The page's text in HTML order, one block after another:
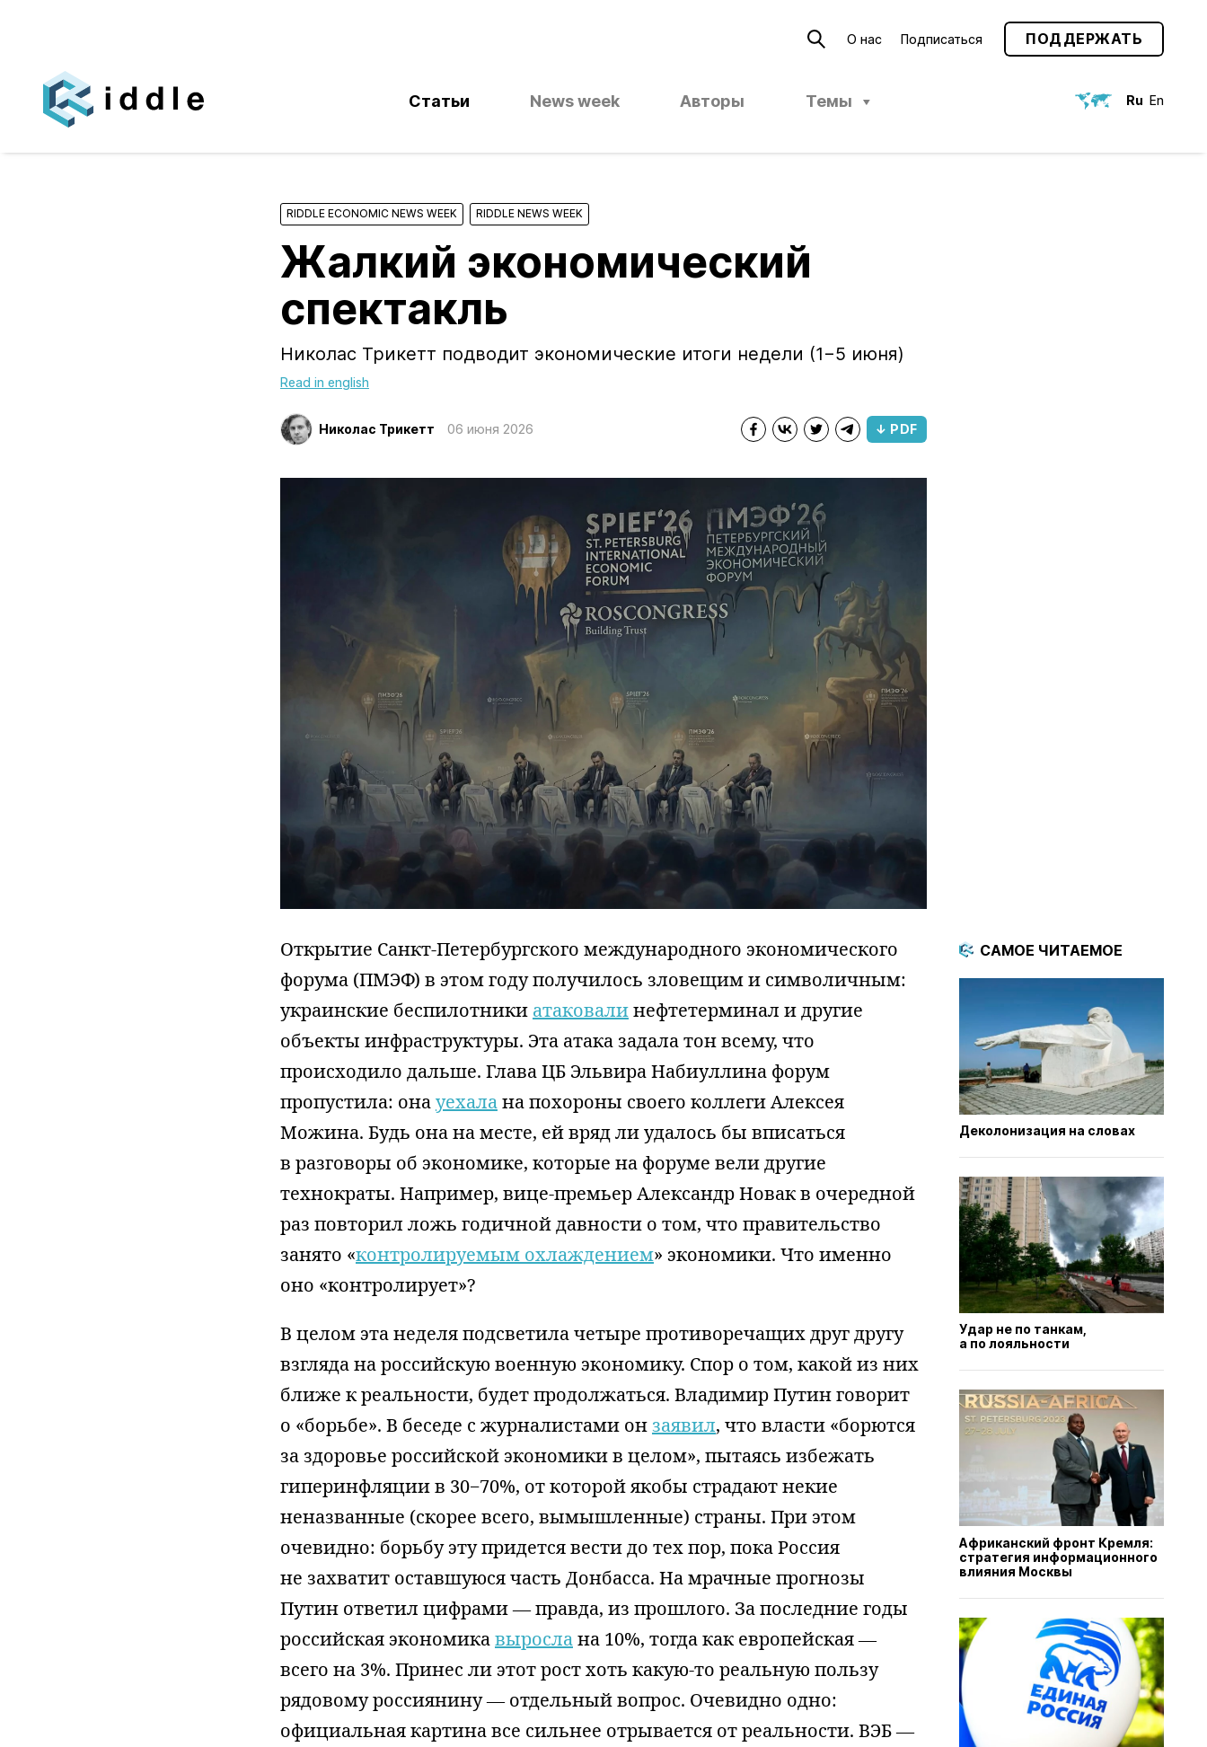
О нас Подписаться ПОДДЕРЖАТЬ
Статьи News week Авторы Темы Ru En
RIDDLE ECONOMIC NEWS WEEK RIDDLE NEWS WEEK
Жалкий экономический
спектакль
Николас Трикетт подводит экономические итоги недели (1−5 июня)
Read in english
Николас Трикетт 06 июня 2026 ↓ PDF
Открытие Санкт-Петербургского международного экономического
форума (ПМЭФ) в этом году получилось зловещим и символичным:
украинские беспилотники атаковалинефтетерминал и другие
объекты инфраструктуры. Эта атака задала тон всему, что
происходило дальше. Глава ЦБ Эльвира Набиуллина форум
пропустила: онауехалана похороны своего коллеги Алексея
Можина. Будь она на месте, ей вряд ли удалось бы вписаться
в разговоры об экономике, которые на форуме вели другие
технократы. Например, вице-премьер Александр Новак в очередной
раз повторил ложь годичной давности о том, что правительство
занято «контролируемым охлаждением» экономики. Что именно
оно «контролирует»?
В целом эта неделя подсветила четыре противоречащих друг другу
взгляда на российскую военную экономику. Спор о том, какой из них
ближе к реальности, будет продолжаться. Владимир Путин говорит
о «борьбе». В беседе с журналистами онзаявил, что власти «борются
за здоровье российской экономики в целом», пытаясь избежать
гиперинфляции в 30−70%, от которой якобы страдают некие
неназванные (скорее всего, вымышленные) страны. При этом
очевидно: борьбу эту придется вести до тех пор, пока Россия
не захватит оставшуюся часть Донбасса. На мрачные прогнозы
Путин ответил цифрами — правда, из прошлого. За последние годы
российская экономикавырослана 10%, тогда как европейская —
всего на 3%. Принес ли этот рост хоть какую-то реальную пользу
рядовому россиянину — отдельный вопрос. Очевидно одно:
официальная картина все сильнее отрывается от реальности. ВЭБ —
САМОЕ ЧИТАЕМОЕ
Деколонизация на словах
Удар не по танкам,
а по лояльности
Африканский фронт Кремля:
стратегия информационного
влияния Москвы